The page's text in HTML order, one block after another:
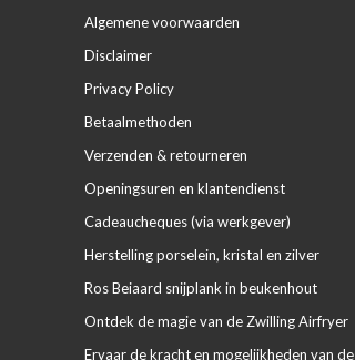
Algemene voorwaarden
Disclaimer
Privacy Policy
Betaalmethoden
Verzenden & retourneren
Openingsuren en klantendienst
Cadeaucheques (via werkgever)
Herstelling porselein, kristal en zilver
Ros Beiaard snijplank in beukenhout
Ontdek de magie van de Zwilling Airfryer
Ervaar de kracht en mogelijkheden van de